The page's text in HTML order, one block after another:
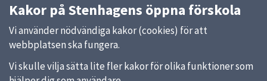
Kakor på Stenhagens öppna förskola
Vi använder nödvändiga kakor (cookies) för att
webbplatsen ska fungera.
Vi skulle vilja sätta lite fler kakor för olika funktioner som